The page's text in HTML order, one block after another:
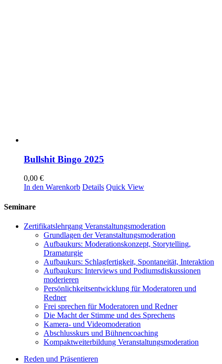
Bullshit Bingo 2025
0,00 €
In den Warenkorb Details Quick View
Seminare
Zertifikatslehrgang Veranstaltungsmoderation
Grundlagen der Veranstaltungsmoderation
Aufbaukurs: Moderationskonzept, Storytelling,
Dramaturgie
Aufbaukurs: Schlagfertigkeit, Spontaneität, Interaktion
Aufbaukurs: Interviews und Podiumsdiskussionen
moderieren
Persönlichkeitsentwicklung für Moderatoren und
Redner
Frei sprechen für Moderatoren und Redner
Die Macht der Stimme und des Sprechens
Kamera- und Videomoderation
Abschlusskurs und Bühnencoaching
Kompaktweiterbildung Veranstaltungsmoderation
Reden und Präsentieren